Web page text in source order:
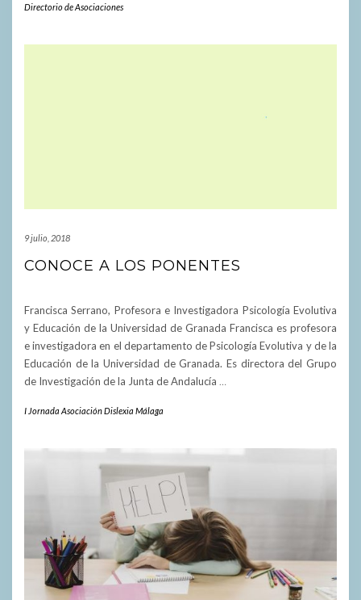
Directorio de Asociaciones
9 julio, 2018
CONOCE A LOS PONENTES
Francisca Serrano, Profesora e Investigadora Psicología Evolutiva
y Educación de la Universidad de Granada Francisca es profesora
e investigadora en el departamento de Psicología Evolutiva y de la
Educación de la Universidad de Granada. Es directora del Grupo
de Investigación de la Junta de Andalucía …
I Jornada Asociación Dislexia Málaga